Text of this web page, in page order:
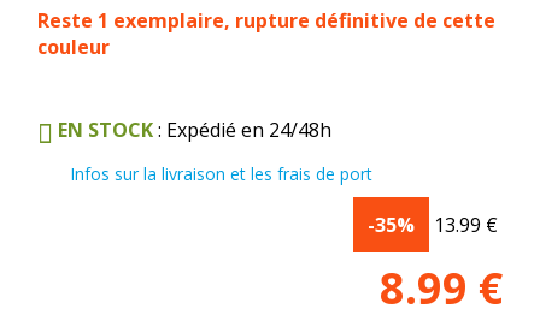
Reste 1 exemplaire, rupture définitive de cette
couleur
EN STOCK: Expédié en 24/48h
Infos sur la livraison et les frais de port
-35% 13.99 €
8.99 €